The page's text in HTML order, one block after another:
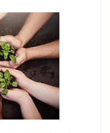
un
avenir
durable"